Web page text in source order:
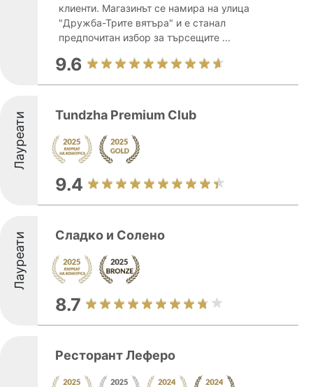
клиенти. Магазинът се намира на улица
"Дружба-Трите вятъра" и е станал
предпочитан избор за търсещите ...
9.6
Лауреати Tundzha Premium Club
9.4
Лауреати Сладко и Солено
8.7
Ресторант Леферо